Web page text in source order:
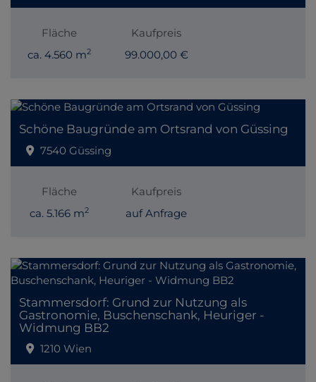
Fläche
ca. 4.560 m2
Kaufpreis
99.000,00 €
Schöne Baugründe am Ortsrand von Güssing
7540 Güssing
Fläche
ca. 5.166 m2
Kaufpreis
auf Anfrage
Stammersdorf: Grund zur Nutzung als
Gastronomie, Buschenschank, Heuriger -
Widmung BB2
1210 Wien